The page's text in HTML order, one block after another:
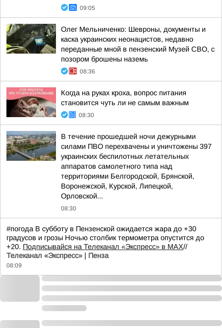
09:05
Олег Мельниченко: Шевроны, документы и
каска украинских неонацистов, недавно
переданные мной в пензенский Музей СВО, с
позором брошены наземь
08:36
Когда на руках кроха, вопрос питания
становится чуть ли не самым важным
08:30
В течение прошедшей ночи дежурными
силами ПВО перехвачены и уничтожены 397
украинских беспилотных летательных
аппаратов самолетного типа над
территориями Белгородской, Брянской,
Воронежской, Курской, Липецкой,
Орловской...
08:30
#погода В субботу в Пензенской ожидается жара до +30
градусов и грозы Ночью столбик термометра опустится до
+20. Подписывайся на Телеканал «Экспресс» в MAX//
Телеканал «Экспресс» | Пенза
08:09